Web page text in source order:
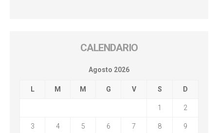
CALENDARIO
Agosto 2026
L M M G V S D
1 2
3 4 5 6 7 8 9